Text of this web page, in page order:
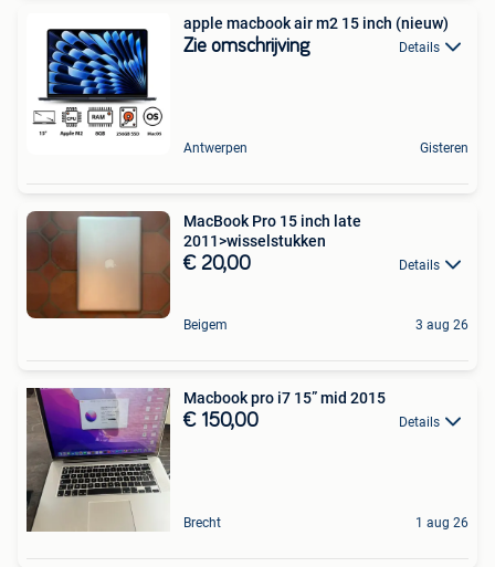
apple macbook air m2 15 inch (nieuw)
Zie omschrijving Details
Antwerpen Gisteren
MacBook Pro 15 inch late
2011>wisselstukken
€ 20,00 Details
Beigem 3 aug 26
Macbook pro i7 15” mid 2015
€ 150,00 Details
Brecht 1 aug 26